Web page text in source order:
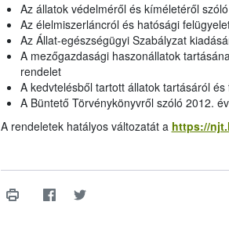
Az állatok védelméről és kíméletéről
Az élelmiszerláncról és hatósági
Az Állat-egészségügyi Szabályzat
A mezőgazdasági haszonállatok
rendelet
A kedvtelésből tartott állatok tartásáról
A Büntető Törvénykönyvről szóló 2012.
A rendeletek hatályos változatát a https://